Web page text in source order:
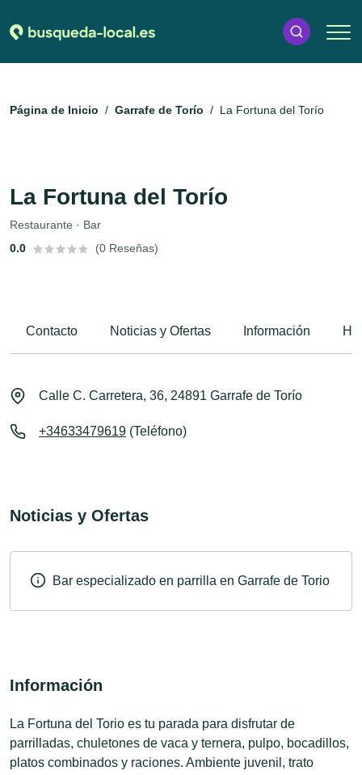
Página de Inicio Garrafe de Torío La Fortuna del Torío
La Fortuna del Torío
Restaurante · Bar
0.0
(0 Reseñas)
Contacto Noticias y Ofertas Información
Calle C. Carretera, 36, 24891 Garrafe de Torío
+34633479619 (Teléfono)
Noticias y Ofertas
Bar especializado en parrilla en Garrafe de Torio
Información
La Fortuna del Torio es tu parada para disfrutar de
parrilladas, chuletones de vaca y ternera, pulpo, bocadillos,
platos combinados y raciones. Ambiente juvenil, trato